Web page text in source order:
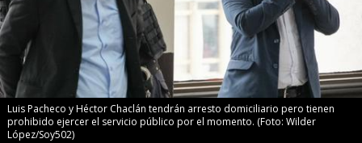
Luis Pacheco y Héctor Chaclán tendrán arresto domiciliario pero tienen
prohibido ejercer el servicio público por el momento. (Foto: Wilder
López/Soy502)